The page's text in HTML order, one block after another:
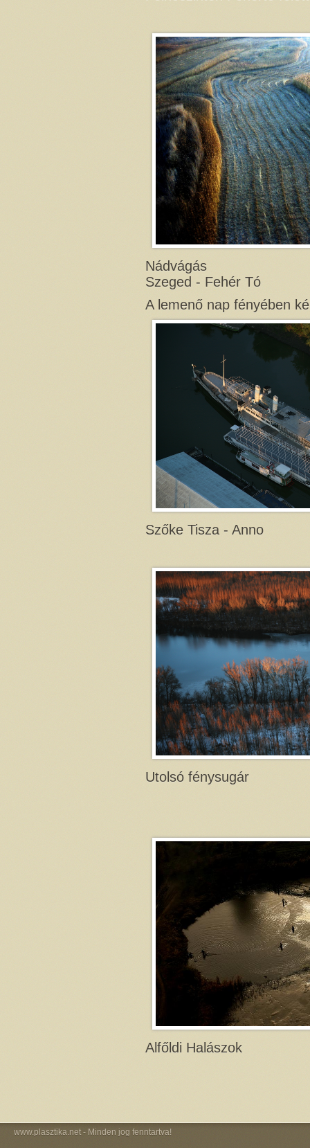
Nádvágás
Szeged - Fehér Tó
A lemenő nap fényében
Szőke Tisza - Anno
Utolsó fénysugár
Alfőldi Halászok
www.plasztika.net - Minden jog fenntartva!